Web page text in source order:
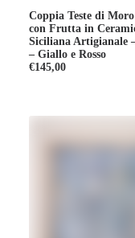
Coppia Teste di
con Frutta in
Siciliana Artigianale
– Giallo e Rosso
€145,00